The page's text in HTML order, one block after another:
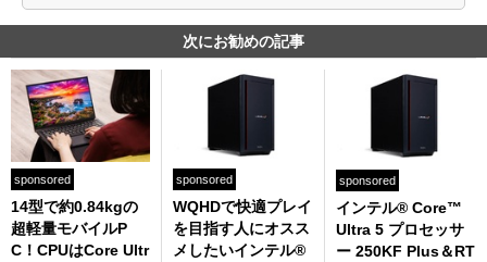
次にお勧めの記事
sponsored
14型で約0.84kgの
超軽量モバイルP
C！CPUはCore Ultr
sponsored
WQHDで快適プレイ
を目指す人にオスス
メしたいインテル®
sponsored
インテル® Core™
Ultra 5 プロセッサ
ー 250KF Plus＆RT